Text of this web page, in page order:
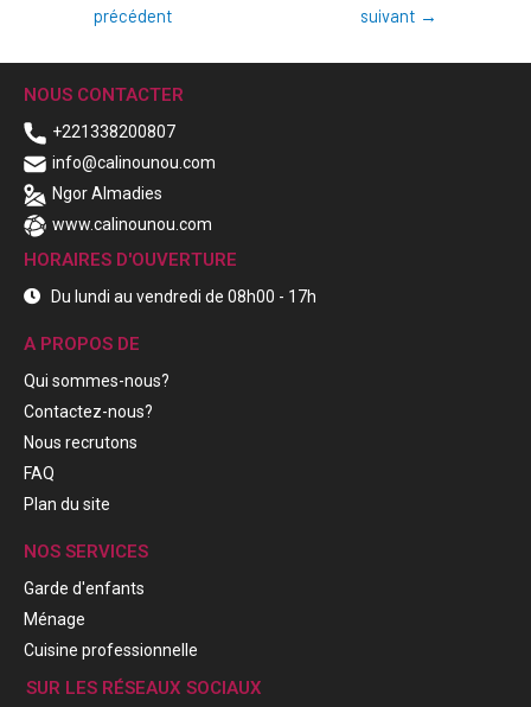
précédent
suivant →
NOUS CONTACTER
+221338200807
info@calinounou.com
Ngor Almadies
www.calinounou.com
HORAIRES D'OUVERTURE
Du lundi au vendredi de 08h00 - 17h
A PROPOS DE
Qui sommes-nous?
Contactez-nous?
Nous recrutons
FAQ
Plan du site
NOS SERVICES
Garde d'enfants
Ménage
Cuisine professionnelle
SUR LES RÉSEAUX SOCIAUX